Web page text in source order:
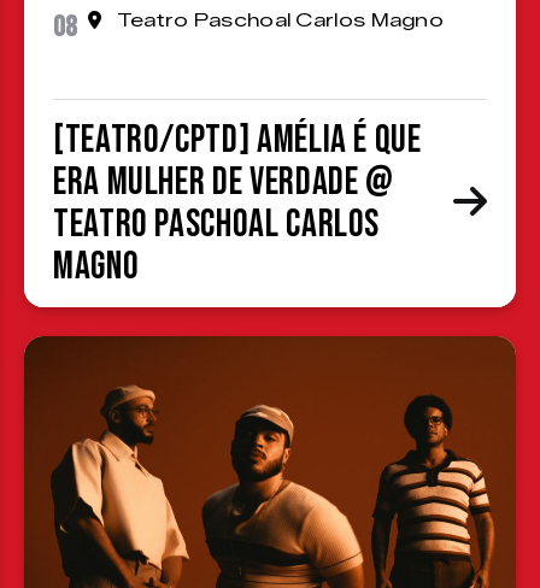
08
Teatro Paschoal Carlos Magno
[TEATRO/CPTD] Amélia é que
era mulher de verdade @
Teatro Paschoal Carlos
Magno